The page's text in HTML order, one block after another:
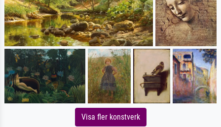
Visa fler konstverk